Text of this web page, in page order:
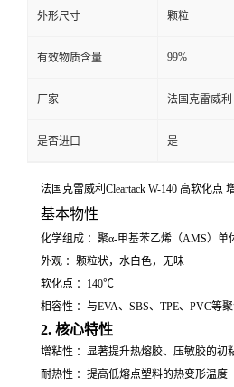
外形尺寸 颗粒
有效物质含量 99%
厂家 法国克雷威利
是否进口 是
法国克雷威利Cleartack W-140 高软化点
基本物性
化学组成 ：聚α-甲基苯乙烯（AMS）单
外观 ：颗粒状，水白色，无味
软化点 ：140℃
相容性 ：与EVA、SBS、TPE、PVC等
2. 核心特性
增粘性 ：显著提升热熔胶、压敏胶的初
耐热性 ：提高低熔点塑料的热变形温度